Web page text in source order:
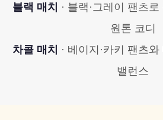
블랙 매치 · 블랙·그레이 팬츠
원톤 코디
차콜 매치 · 베이지·카키 팬츠
밸런스